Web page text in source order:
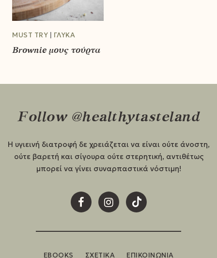
MUST TRY ΓΛΥΚΆ
Brownie μους τούρτα
Follow @healthytasteland
Η υγιεινή διατροφή δε χρειάζεται να είναι ούτε άνοστη,
ούτε βαρετή και σίγουρα ούτε στερητική, αντιθέτως
μπορεί να γίνει συναρπαστικά νόστιμη!
EBOOKS ΣΧΕΤΙΚΑ ΕΠΙΚΟΙΝΩΝΙΑ